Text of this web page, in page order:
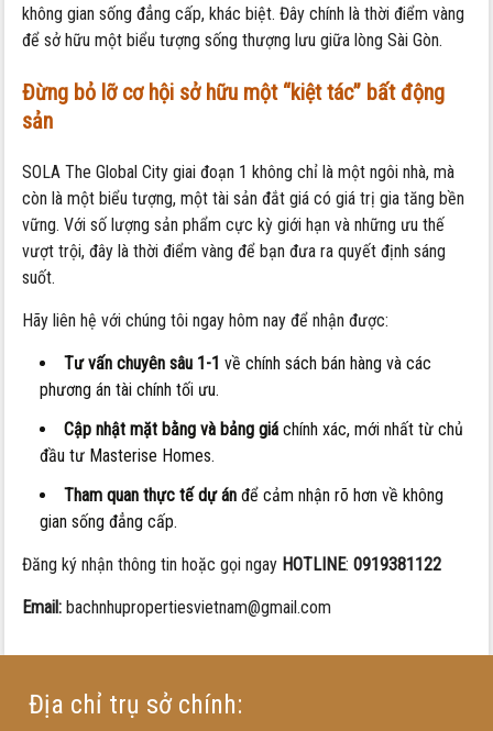
không gian sống đẳng cấp, khác biệt. Đây chính là thời điểm vàng
để sở hữu một biểu tượng sống thượng lưu giữa lòng Sài Gòn.
Đừng bỏ lỡ cơ hội sở hữu một “kiệt tác” bất động
sản
SOLA The Global City giai đoạn 1 không chỉ là một ngôi nhà, mà
còn là một biểu tượng, một tài sản đắt giá có giá trị gia tăng bền
vững. Với số lượng sản phẩm cực kỳ giới hạn và những ưu thế
vượt trội, đây là thời điểm vàng để bạn đưa ra quyết định sáng
suốt.
Hãy liên hệ với chúng tôi ngay hôm nay để nhận được:
Tư vấn chuyên sâu 1-1 về chính sách bán hàng và các
phương án tài chính tối ưu.
Cập nhật mặt bằng và bảng giá chính xác, mới nhất từ chủ
đầu tư Masterise Homes.
Tham quan thực tế dự án để cảm nhận rõ hơn về không
gian sống đẳng cấp.
Đăng ký nhận thông tin hoặc gọi ngay HOTLINE:0919381122
Email: bachnhupropertiesvietnam@gmail.com
Địa chỉ trụ sở chính: